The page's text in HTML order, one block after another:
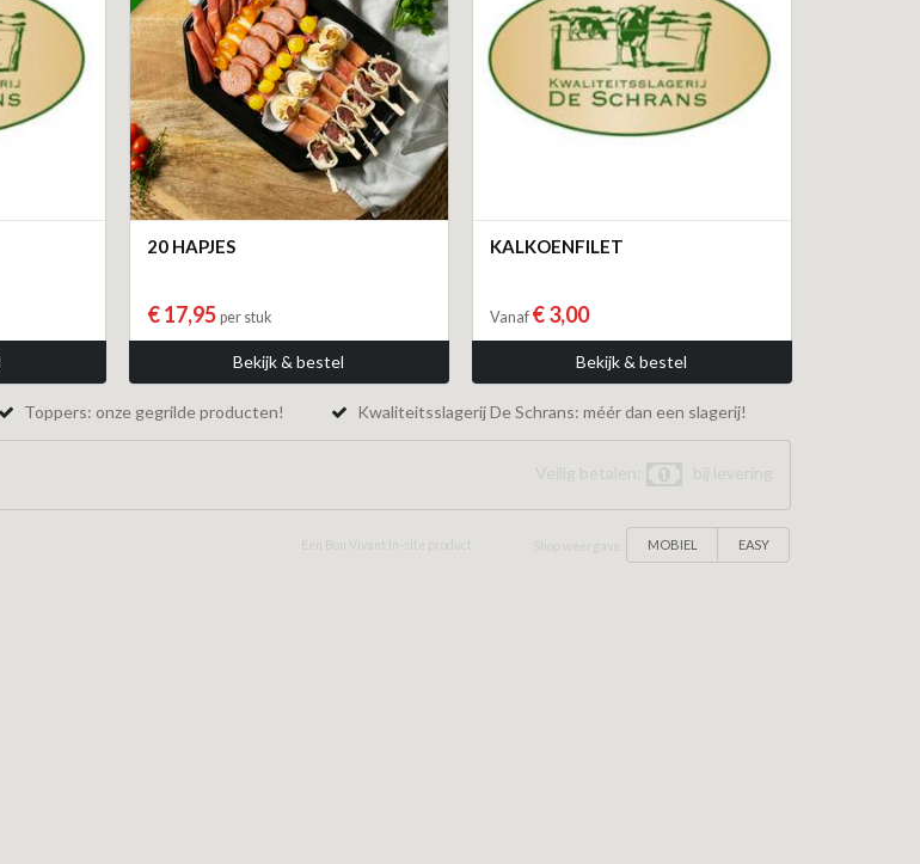
20 HAPJES
€ 17,95 per stuk
Bekijk & bestel
KALKOENFILET
Vanaf € 3,00
Bekijk & bestel
Toppers: onze gegrilde producten! Kwaliteitsslagerij De Schrans: méér dan een slagerij!
MOBIEL EASY